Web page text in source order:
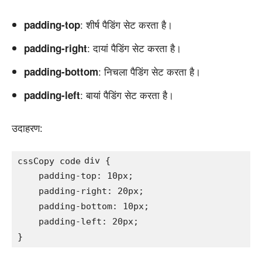
padding-top: शीर्ष पैडिंग सेट करता है।
padding-right: दायां पैडिंग सेट करता है।
padding-bottom: निचला पैडिंग सेट करता है।
padding-left: बायां पैडिंग सेट करता है।
उदाहरण:
cssCopy code div {